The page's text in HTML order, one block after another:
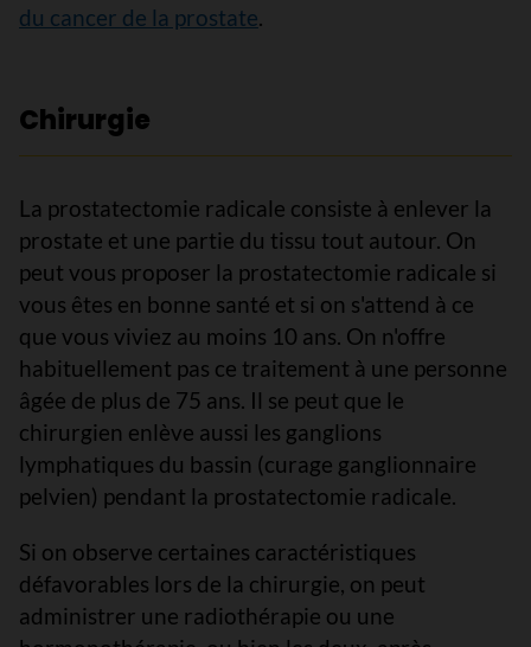
du cancer de la prostate.
Chirurgie
La prostatectomie radicale consiste à enlever la
prostate et une partie du tissu tout autour. On
peut vous proposer la prostatectomie radicale si
vous êtes en bonne santé et si on s'attend à ce
que vous viviez au moins 10 ans. On n'offre
habituellement pas ce traitement à une personne
âgée de plus de 75 ans. Il se peut que le
chirurgien enlève aussi les ganglions
lymphatiques du bassin (curage ganglionnaire
pelvien) pendant la prostatectomie radicale.
Si on observe certaines caractéristiques
défavorables lors de la chirurgie, on peut
administrer une radiothérapie ou une